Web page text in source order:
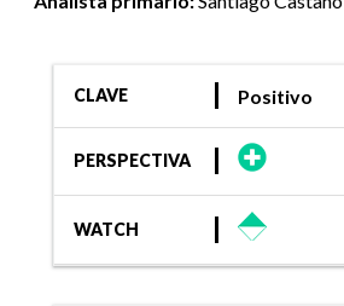
CLAVE Positivo
PERSPECTIVA
WATCH